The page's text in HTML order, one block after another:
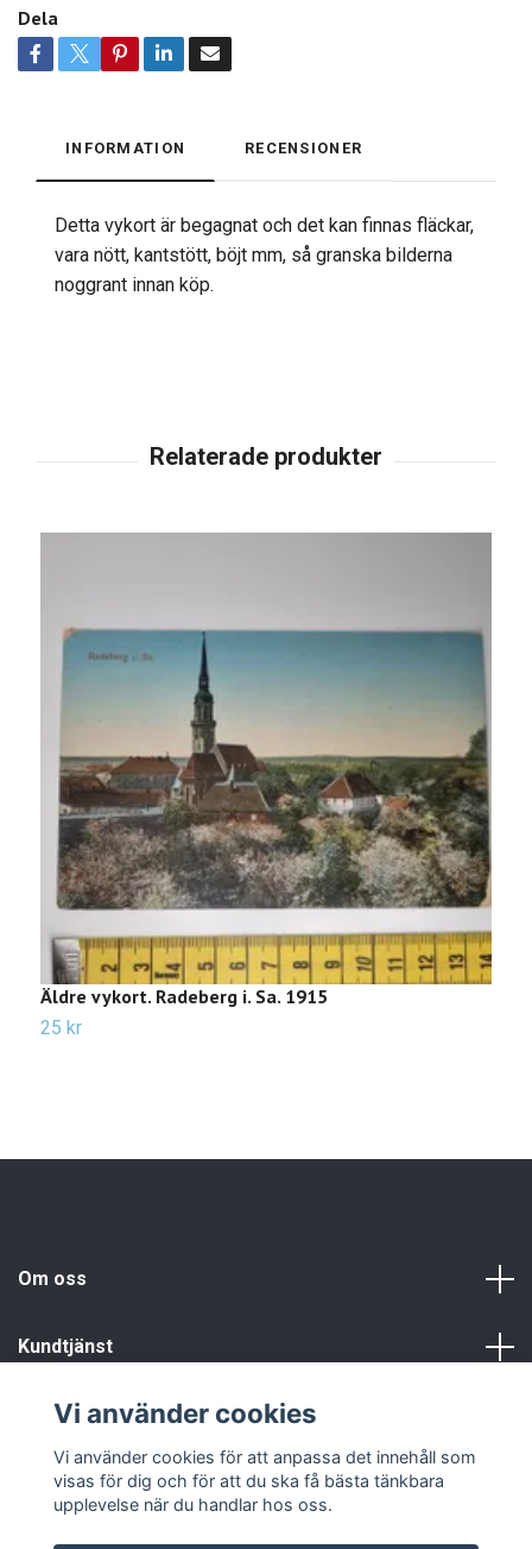
Dela
INFORMATION RECENSIONER
Detta vykort är begagnat och det kan finnas fläckar,
vara nött, kantstött, böjt mm, så granska bilderna
noggrant innan köp.
Äldre vykort. Radeberg i. Sa. 1915
25 kr
Om oss
Kundtjänst
Vi använder cookies
Vi använder cookies för att anpassa det innehåll som
visas för dig och för att du ska få bästa tänkbara
upplevelse när du handlar hos oss.